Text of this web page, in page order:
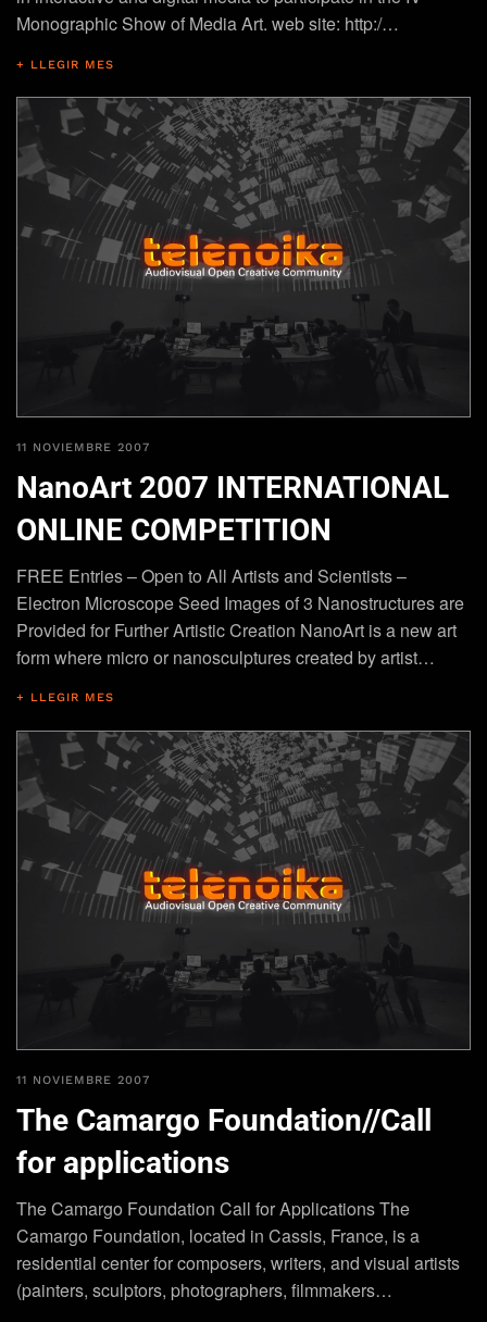
Monographic Show of Media Art. web site: http:/…
+ LLEGIR MES
11 NOVIEMBRE 2007
NanoArt 2007 INTERNATIONAL
ONLINE COMPETITION
FREE Entries – Open to All Artists and Scientists –
Electron Microscope Seed Images of 3 Nanostructures are
Provided for Further Artistic Creation NanoArt is a new art
form where micro or nanosculptures created by artist…
+ LLEGIR MES
11 NOVIEMBRE 2007
The Camargo Foundation//Call
for applications
The Camargo Foundation Call for Applications The
Camargo Foundation, located in Cassis, France, is a
residential center for composers, writers, and visual artists
(painters, sculptors, photographers, filmmakers…